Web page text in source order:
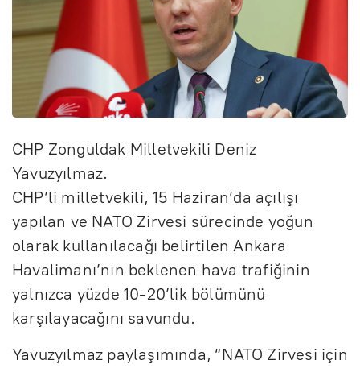
CHP Zonguldak Milletvekili Deniz
Yavuzyılmaz.
CHP’li milletvekili, 15 Haziran’da açılışı
yapılan ve NATO Zirvesi sürecinde yoğun
olarak kullanılacağı belirtilen Ankara
Havalimanı’nın beklenen hava trafiğinin
yalnızca yüzde 10-20’lik bölümünü
karşılayacağını savundu.
Yavuzyılmaz paylaşımında, “NATO Zirvesi için